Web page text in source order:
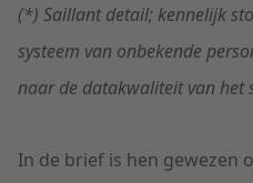
(*) Saillant detail; kennelijk
systeem van onbekende
naar de datakwaliteit van het
In de brief is hen gewezen